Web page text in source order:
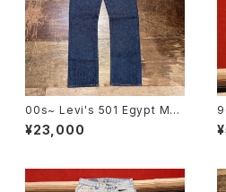
00s~ Levi's 501 Egypt MA
DE SIZE:32×30
¥23,000